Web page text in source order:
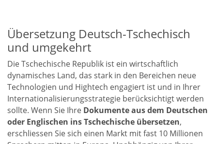
Übersetzung Deutsch-Tschechisch
und umgekehrt
Die Tschechische Republik ist ein wirtschaftlich
dynamisches Land, das stark in den Bereichen neue
Technologien und Hightech engagiert ist und in Ihrer
Internationalisierungsstrategie berücksichtigt werden
sollte. Wenn Sie Ihre Dokumente aus dem Deutschen
oder Englischen ins Tschechische übersetzen,
erschliessen Sie sich einen Markt mit fast 10 Millionen